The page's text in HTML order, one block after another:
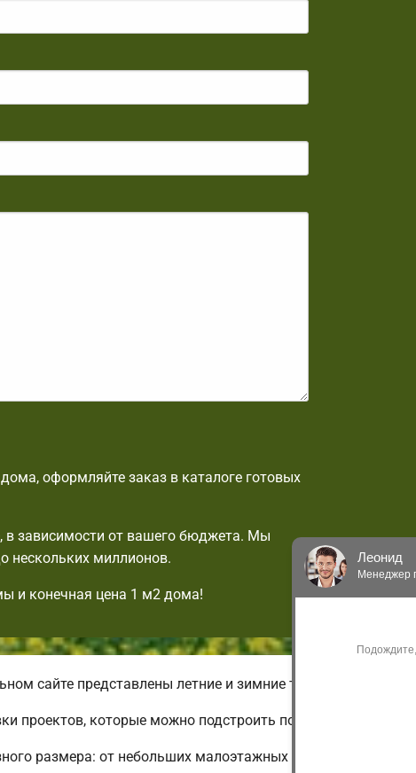
оформляйте заказ в каталоге готовых
зависимости от вашего бюджета. Мы
нескольких миллионов.
и конечная цена 1 м2 дома!
сайте представлены летние и зимние типы домов.
проектов, которые можно подстроить по своему вкусу.
размера: от небольших малоэтажных и недорогих до
Леонид
Менеджер
Здравствуйте!
акциям и